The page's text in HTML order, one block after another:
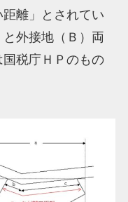
離」とされてい
外接地（Ｂ）両
税庁ＨＰのもの